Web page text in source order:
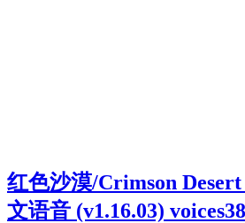
红色沙漠/Crimson
文语音 (v1.16.03)